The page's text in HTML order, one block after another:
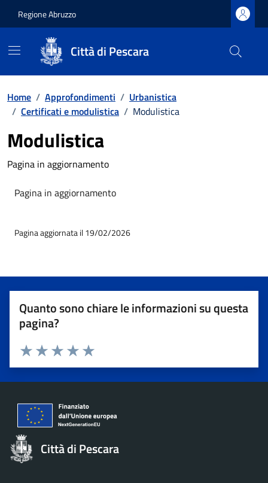
Regione Abruzzo
Città di Pescara
Home / Approfondimenti / Urbanistica
/ Certificati e modulistica / Modulistica
Modulistica
Pagina in aggiornamento
Pagina in aggiornamento
Pagina aggiornata il 19/02/2026
Quanto sono chiare le informazioni su questa
pagina?
Valuta 5 stelle su 5
Valuta 4 stelle su 5
Valuta 3 stelle su 5
Valuta 2 stelle su 5
Valuta 1 stelle su 5
Città di Pescara